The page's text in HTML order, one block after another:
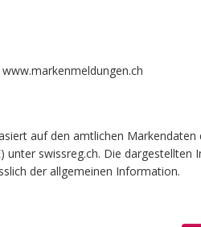
auf den amtlichen Markendaten
unter swissreg.ch. Die dargestellten
der allgemeinen Information.